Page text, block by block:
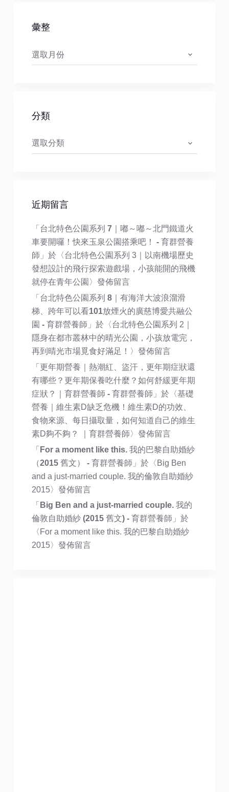
彙整
彙
分類
分
近期留言
「 台北特色公園系列 7｜嘟～嘟～北門鐵道火
車要開囉！快來玉泉公園搭乘吧！ - 育群營養
師 」於〈台北特色公園系列 3｜以南機場歷史
發想設計的飛行探索遊戲場，小孩能開的飛機
就停在青年公園 〉發佈留言
「 台北特色公園系列 8｜有海洋大波浪溜滑
梯、跨年可以看101放煙火的廣慈博愛共融公
園 - 育群營養師 」於〈台北特色公園系列 2｜
隱身在都市叢林中的晴光公園，小孩放電完，
再到晴光市場覓食好滿足！ 〉發佈留言
「 更年期營養｜熱潮紅、盜汗，更年期症狀還
有哪些？更年期保養吃什麼？如何舒緩更年期
症狀？｜育群營養師 - 育群營養師 」於〈基礎
營養｜維生素D缺乏危機！維生素D的功效、
食物來源、每日攝取量，如何知道自己的維生
素D夠不夠？ ｜育群營養師〉發佈留言
「 For a moment like this. 我的巴黎自助婚紗
（2015 舊文） - 育群營養師 」於〈 Big Ben
and a just-married couple. 我的倫敦自助婚紗
2015〉發佈留言
「 Big Ben and a just-married couple. 我的
倫敦自助婚紗 (2015 舊文) - 育群營養師 」於
〈 For a moment like this. 我的巴黎自助婚紗
2015〉發佈留言